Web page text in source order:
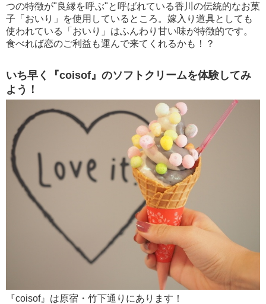
つの特徴が"良縁を呼ぶ"と呼ばれている香川の伝統的なお菓
子「おいり」を使用しているところ。嫁入り道具としても
使われている「おいり」はふんわり甘い味が特徴的です。
食べれば恋のご利益も運んで来てくれるかも！？
いち早く『coisof』のソフトクリームを体験してみ
よう！
『coisof』は原宿・竹下通りにあります！